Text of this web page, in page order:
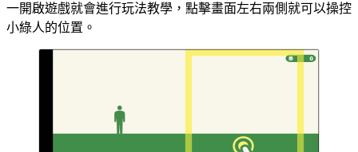
一開啟遊戲就會進行玩法教學，點擊畫面左右兩側就可以操控
小綠人的位置。